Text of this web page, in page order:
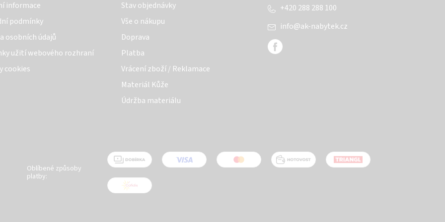
informace
podmínky
osobních údajů
užití webového rozhraní
cookies
Stav objednávky
Vše o nákupu
Doprava
Platba
Vrácení zboží / Reklamace
Materiál Kůže
Údržba materiálu
info@ak-nabytek.cz
+420 288 288 100
Oblíbené způsoby
platby: